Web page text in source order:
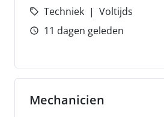
Techniek
Voltijds
11 dagen geleden
Mechanicien